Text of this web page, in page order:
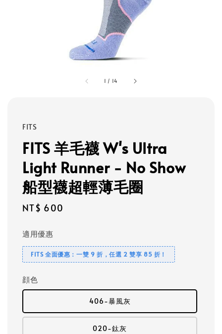
1 / 14
FITS
FITS 羊毛襪 W's Ultra
Light Runner - No Show
船型襪超輕薄毛圈
Regular
NT$ 600
適用優惠
FITS 全面優惠：一雙 9 折，任選 2 雙享 85 折！
顔色
406-暴風灰
020-鈦灰